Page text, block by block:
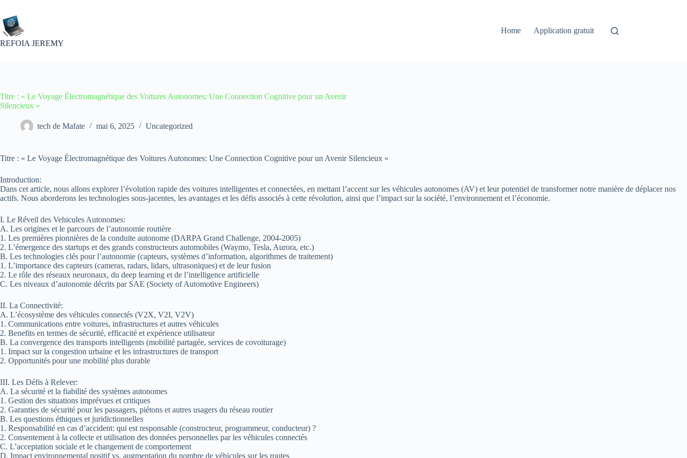
contenu
REFOIA JEREMY
Home Application gratuit
Titre : « Le Voyage Électromagnétique des Voitures Autonomes: Une Connection Cognitive pour un Avenir
Silencieux »
tech de Mafate mai 6, 2025 Uncategorized
Titre : « Le Voyage Électromagnétique des Voitures Autonomes: Une Connection Cognitive pour un Avenir Silencieux »
Introduction:
Dans cet article, nous allons explorer l’évolution rapide des voitures intelligentes et connectées, en mettant l’accent sur les véhicules autonomes (AV) et leur potentiel de transformer notre manière de déplacer nos
actifs. Nous aborderons les technologies sous-jacentes, les avantages et les défis associés à cette révolution, ainsi que l’impact sur la société, l’environnement et l’économie.
I. Le Réveil des Vehicules Autonomes:
A. Les origines et le parcours de l’autonomie routière
1. Les premières pionnières de la conduite autonome (DARPA Grand Challenge, 2004-2005)
2. L’émergence des startups et des grands constructeurs automobiles (Waymo, Tesla, Aurora, etc.)
B. Les technologies clés pour l’autonomie (capteurs, systèmes d’information, algorithmes de traitement)
1. L’importance des capteurs (cameras, radars, lidars, ultrasoniques) et de leur fusion
2. Le rôle des réseaux neuronaux, du deep learning et de l’intelligence artificielle
C. Les niveaux d’autonomie décrits par SAE (Society of Automotive Engineers)
II. La Connectivité:
A. L’écosystème des véhicules connectés (V2X, V2I, V2V)
1. Communications entre voitures, infrastructures et autres véhicules
2. Benefits en termes de sécurité, efficacité et expérience utilisateur
B. La convergence des transports intelligents (mobilité partagée, services de covoiturage)
1. Impact sur la congestion urbaine et les infrastructures de transport
2. Opportunités pour une mobilité plus durable
III. Les Défis à Relever:
A. La sécurité et la fiabilité des systèmes autonomes
1. Gestion des situations imprévues et critiques
2. Garanties de sécurité pour les passagers, piétons et autres usagers du réseau routier
B. Les questions éthiques et juridictionnelles
1. Responsabilité en cas d’accident: qui est responsable (constructeur, programmeur, conducteur) ?
2. Consentement à la collecte et utilisation des données personnelles par les véhicules connectés
C. L’acceptation sociale et le changement de comportement
D. Impact environnemental positif vs. augmentation du nombre de véhicules sur les routes